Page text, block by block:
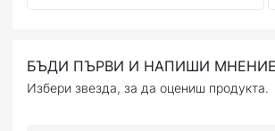
БЪДИ ПЪРВИ И НАПИШИ
Избери звезда, за да оцениш продукта.